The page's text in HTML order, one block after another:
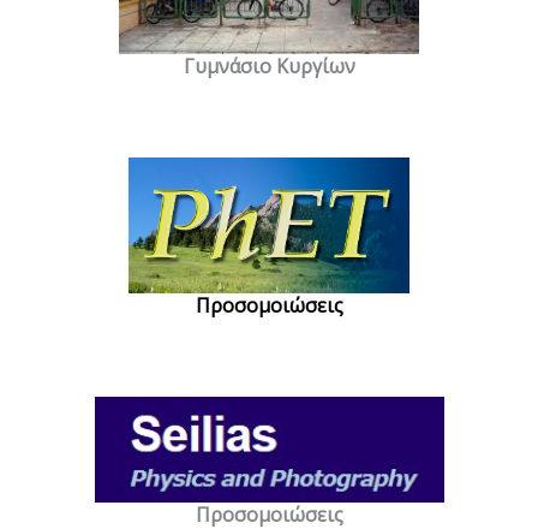
Γυμνάσιο Κυργίων
Προσομοιώσεις
Προσομοιώσεις